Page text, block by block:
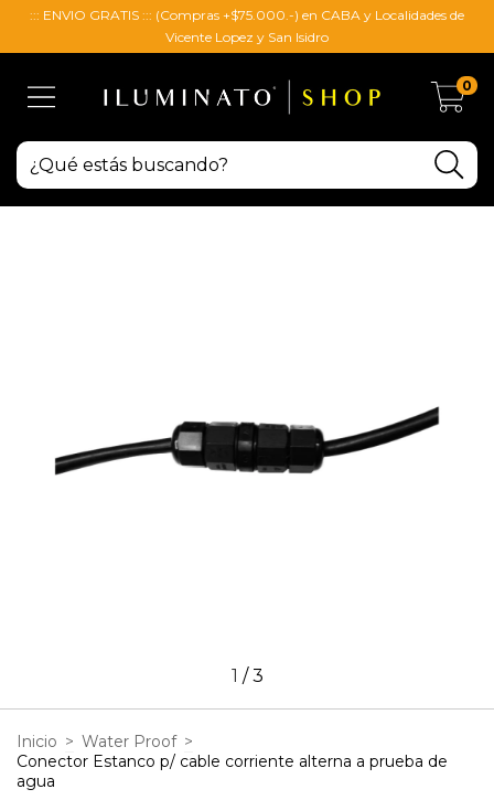
::: ENVIO GRATIS ::: (Compras +$75.000.-) en CABA y Localidades de
Vicente Lopez y San Isidro
0
1 /3
Inicio > Water Proof >
Conector Estanco p/ cable corriente alterna a prueba de
agua